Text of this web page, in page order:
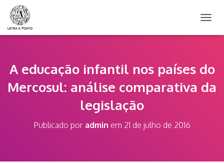
L
R
N
A
R
A educação infantil nos países do
Mercosul: análise comparativa da
legislação
Publicado por admin em 21 de julho de 2016